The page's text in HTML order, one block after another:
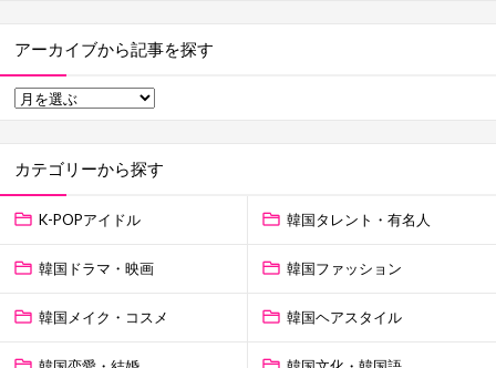
アーカイブから記事を探す
カテゴリーから探す
K-POPアイドル 韓国タレント・有名人
韓国ドラマ・映画 韓国ファッション
韓国メイク・コスメ 韓国ヘアスタイル